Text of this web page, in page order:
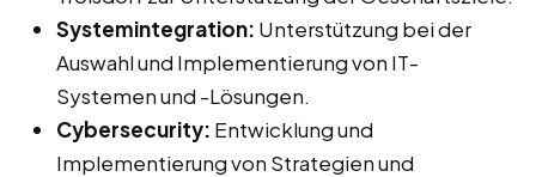
Systemintegration: Unterstützung bei der
Auswahl und Implementierung von IT-
Systemen und -Lösungen.
Cybersecurity: Entwicklung und
Implementierung von Strategien und